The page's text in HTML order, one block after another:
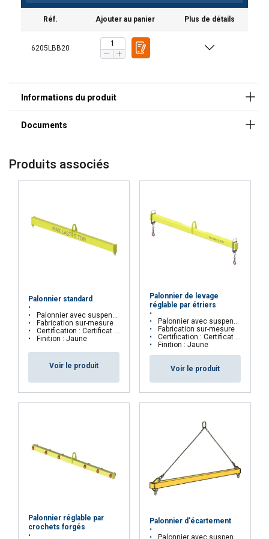
Réf. Ajouter au panier Plus de détails
6205LBB20
Plage de température d'utilisation:
Note:
Documents légaux
Powertex-Lifting-Beam-LBB-DoC-ML-20250902.pdf
Produits associés
Palonnier standard
Palonnier avec suspension par anneau central
Fabrication sur-mesure
Certification : Certificat CE
Finition : Jaune
Voir le produit
Palonnier de levage
réglable par étriers
Palonnier avec suspension par anneau central réglable par étriers
Fabrication sur-mesure
Certification : Certificat CE
Finition : Jaune
Voir le produit
Palonnier réglable par
crochets forgés
Palonnier d'écartement
Palonnier avec suspension par élingue à 2 brins